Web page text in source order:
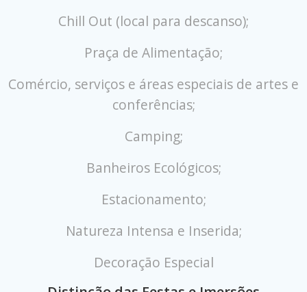
Chill Out (local para descanso);
Praça de Alimentação;
Comércio, serviços e áreas especiais de artes e
conferências;
Camping;
Banheiros Ecológicos;
Estacionamento;
Natureza Intensa e Inserida;
Decoração Especial